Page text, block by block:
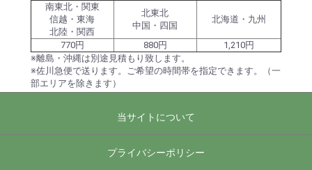
南東北・関東
信越・東海
北陸・関西
北東北
中国・四国
北海道・九州
770円 880円
1,210円
※離島・沖縄は別途見積もり致します。
※佐川急便で送ります。ご希望の時間帯を指定できます。（一
部エリアを除きます）
当サイトについて
プライバシーポリシー